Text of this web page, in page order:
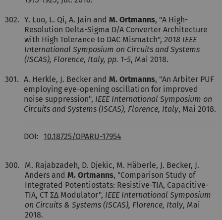
302. Y. Luo, L. Qi, A. Jain and M. Ortmanns, "A High-
Resolution Delta-Sigma D/A Converter Architecture
with High Tolerance to DAC Mismatch", 2018 IEEE
International Symposium on Circuits and Systems
(ISCAS), Florence, Italy, pp. 1-5, Mai 2018.
301. A. Herkle, J. Becker and M. Ortmanns, "An Arbiter PUF
employing eye-opening oscillation for improved
noise suppression", IEEE International Symposium on
Circuits and Systems (ISCAS), Florence, Italy, Mai 2018.
DOI: 10.18725/OPARU-17954
300.
M. Rajabzadeh, D. Djekic, M. Häberle, J. Becker, J.
Anders and M. Ortmanns, "Comparison Study of
Integrated Potentiostats: Resistive-TIA, Capacitive-
TIA, CT Σ∆ Modulator", IEEE International Symposium
on Circuits & Systems (ISCAS), Florence, Italy, Mai
2018.